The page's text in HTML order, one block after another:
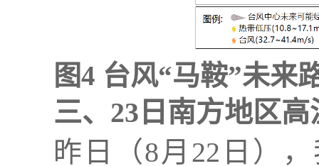
图4 台风“马鞍”未来
三、23日南方地区
昨日（8月22日）